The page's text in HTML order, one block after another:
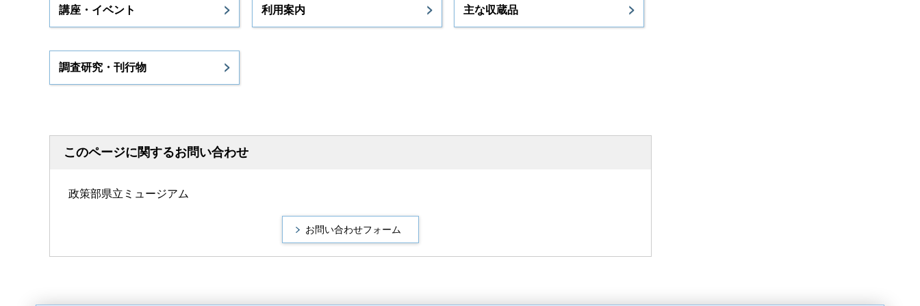
講座・イベント
調査研究・刊行物
利用案内 主な収蔵品
このページに関するお問い合わせ
政策部県立ミュージアム